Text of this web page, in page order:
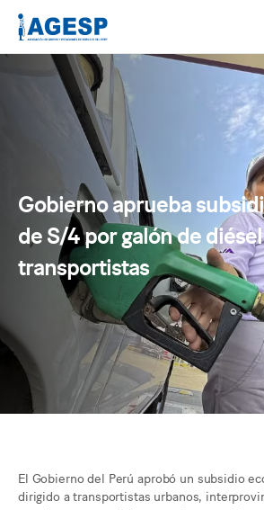
Gobierno aprueba
de S/4 por galón de
transportistas
El Gobierno del Perú aprobó un subsidio
dirigido a transportistas urbanos,